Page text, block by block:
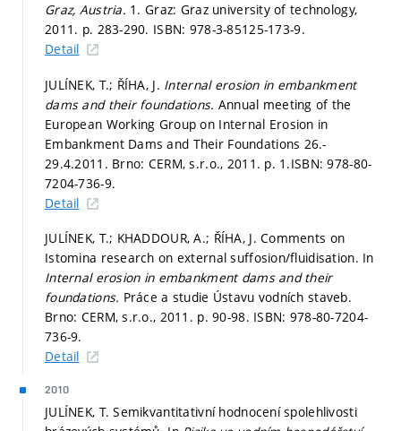
Graz, Austria. 1. Graz: Graz university of technology,
2011. p. 283-290. ISBN: 978-3-85125-173-9.
Detail
JULÍNEK, T.; ŘÍHA, J. Internal erosion in embankment
dams and their foundations. Annual meeting of the
European Working Group on Internal Erosion in
Embankment Dams and Their Foundations 26.-
29.4.2011. Brno: CERM, s.r.o., 2011. p. 1.ISBN: 978-80-
7204-736-9.
Detail
JULÍNEK, T.; KHADDOUR, A.; ŘÍHA, J. Comments on
Istomina research on external suffosion/fluidisation. In
Internal erosion in embankment dams and their
foundations. Práce a studie Ústavu vodních staveb.
Brno: CERM, s.r.o., 2011. p. 90-98. ISBN: 978-80-7204-
736-9.
Detail
2010
JULÍNEK, T. Semikvantitativní hodnocení spolehlivosti